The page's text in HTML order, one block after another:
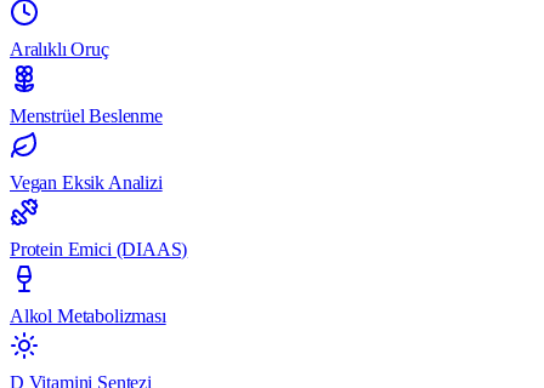
Aralıklı Oruç
Menstrüel Beslenme
Vegan Eksik Analizi
Protein Emici (DIAAS)
Alkol Metabolizması
D Vitamini Sentezi